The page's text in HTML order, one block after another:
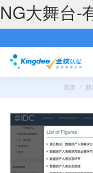
NG大舞台-
您的位置
首页 新